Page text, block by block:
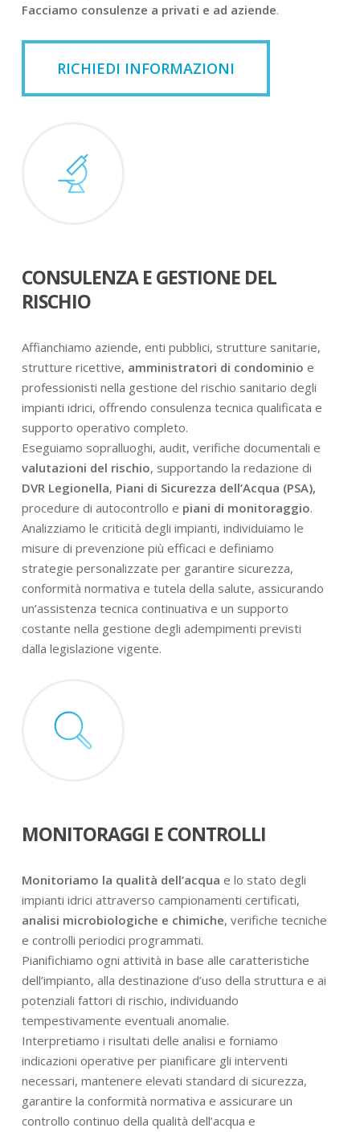
Facciamo consulenze a privati e ad aziende.
RICHIEDI INFORMAZIONI
CONSULENZA E GESTIONE DEL
RISCHIO
Affianchiamo aziende, enti pubblici, strutture sanitarie,
strutture ricettive, amministratori di condominio e
professionisti nella gestione del rischio sanitario degli
impianti idrici, offrendo consulenza tecnica qualificata e
supporto operativo completo.
Eseguiamo sopralluoghi, audit, verifiche documentali e
valutazioni del rischio, supportando la redazione di
DVR Legionella, Piani di Sicurezza dell’Acqua (PSA),
procedure di autocontrollo e piani di monitoraggio.
Analizziamo le criticità degli impianti, individuiamo le
misure di prevenzione più efficaci e definiamo
strategie personalizzate per garantire sicurezza,
conformità normativa e tutela della salute, assicurando
un’assistenza tecnica continuativa e un supporto
costante nella gestione degli adempimenti previsti
dalla legislazione vigente.
MONITORAGGI E CONTROLLI
Monitoriamo la qualità dell’acqua e lo stato degli
impianti idrici attraverso campionamenti certificati,
analisi microbiologiche e chimiche, verifiche tecniche
e controlli periodici programmati.
Pianifichiamo ogni attività in base alle caratteristiche
dell’impianto, alla destinazione d’uso della struttura e ai
potenziali fattori di rischio, individuando
tempestivamente eventuali anomalie.
Interpretiamo i risultati delle analisi e forniamo
indicazioni operative per pianificare gli interventi
necessari, mantenere elevati standard di sicurezza,
garantire la conformità normativa e assicurare un
controllo continuo della qualità dell’acqua e